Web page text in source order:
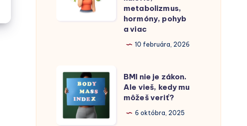
pojmov
metabolizmus,
hormóny,
pohyb
a viac
metabolizmus,
hormóny, pohyb
a viac
10 februára, 2026
BMI
nie
zákon.
BMI nie je zákon.
Ale vieš, kedy mu
môžeš veriť?
6 októbra, 2025